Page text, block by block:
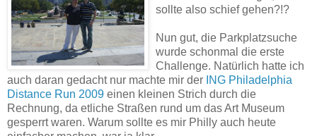
sollte also schief gehen?!?
Nun gut, die Parkplatzsuche
wurde schonmal die erste
Challenge. Natürlich hatte ich
auch daran gedacht nur machte mir der ING Philadelphia
Distance Run 2009 einen kleinen Strich durch die
Rechnung, da etliche Straßen rund um das Art Museum
gesperrt waren. Warum sollte es mir Philly auch heute